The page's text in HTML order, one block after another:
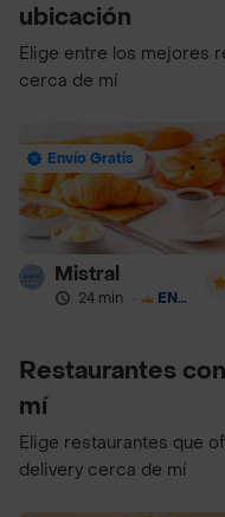
ubicación
Elige entre los mejores
cerca de mí
Envío Gratis
Mistral
24 min · ENVÍO GRATIS
Restaurantes
mí
Elige restaurantes que
delivery cerca de mí